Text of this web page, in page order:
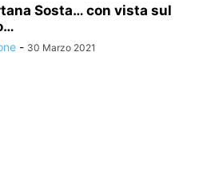
Sosta… con vista sul
- 30 Marzo 2021